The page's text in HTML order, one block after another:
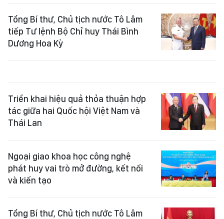
Tổng Bí thư, Chủ tịch nước Tô Lâm
tiếp Tư lệnh Bộ Chỉ huy Thái Bình
Dương Hoa Kỳ
Triển khai hiệu quả thỏa thuận hợp
tác giữa hai Quốc hội Việt Nam và
Thái Lan
Ngoại giao khoa học công nghệ
phát huy vai trò mở đường, kết nối
và kiến tạo
Tổng Bí thư, Chủ tịch nước Tô Lâm